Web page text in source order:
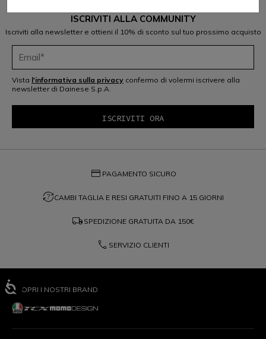
ISCRIVITI ALLA COMMUNITY
Iscriviti alla newsletter e ottieni il 10% di sconto sul tuo prossimo acquisto
Vista l'informativa sulla privacy confermo di volermi iscrivere alla
newsletter di Dainese S.p.A.
credit_card PAGAMENTO SICURO
question_exchangeCAMBI TAGLIA E RESI GRATUITI FINO A 15 GIORNI
local_shipping SPEDIZIONE GRATUITA DA 150€
phone SERVIZIO CLIENTI
SCOPRI I NOSTRI BRAND